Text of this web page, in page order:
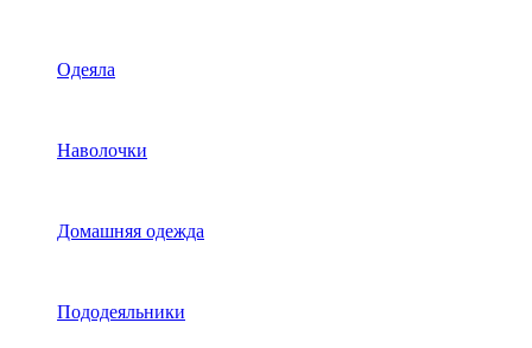
Одеяла
Наволочки
Домашняя одежда
Пододеяльники